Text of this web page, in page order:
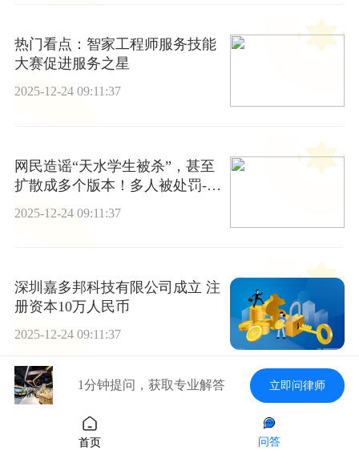
热门看点：智家工程师服务技能
大赛促进服务之星
2025-12-24 09:11:37
网民造谣“天水学生被杀”，甚至
扩散成多个版本！多人被处罚-当
2025-12-24 09:11:37
深圳嘉多邦科技有限公司成立 注
册资本10万人民币
2025-12-24 09:11:37
2025年12月19日阜新市瑞轩实业
发展有限公司价格行情_焦点热
1分钟提问，获取专业解答 立即问律师
首页 问答